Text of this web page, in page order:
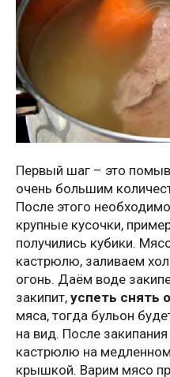
Первый шаг – это
очень большим
После этого
крупные кусочки,
получились кубики.
кастрюлю, заливаем
огонь. Даём воде
закипит, успеть снять
мяса, тогда бульон
на вид. После
кастрюлю на
крышкой. Варим мясо